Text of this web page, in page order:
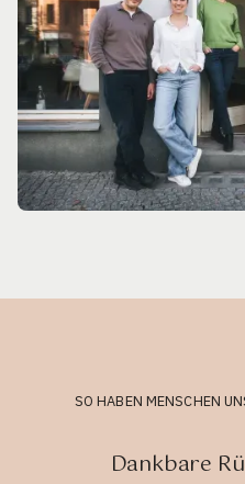
SO HABEN MENSCHEN
Dankbare